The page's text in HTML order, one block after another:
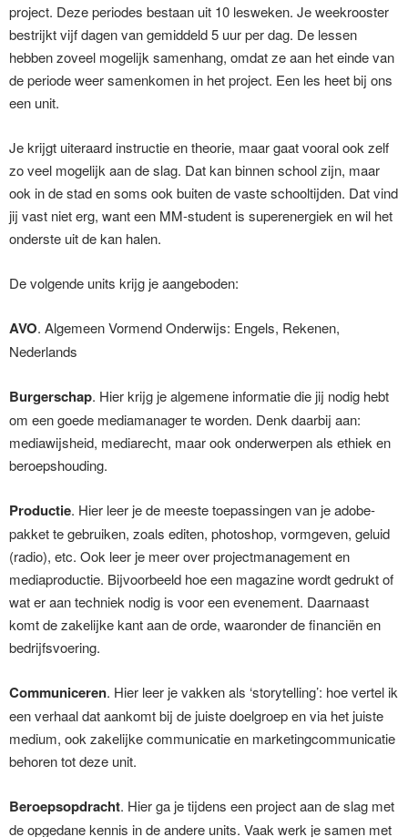
project. Deze periodes bestaan uit 10 lesweken. Je weekrooster
bestrijkt vijf dagen van gemiddeld 5 uur per dag. De lessen
hebben zoveel mogelijk samenhang, omdat ze aan het einde van
de periode weer samenkomen in het project. Een les heet bij ons
een unit.
Je krijgt uiteraard instructie en theorie, maar gaat vooral ook zelf
zo veel mogelijk aan de slag. Dat kan binnen school zijn, maar
ook in de stad en soms ook buiten de vaste schooltijden. Dat vind
jij vast niet erg, want een MM-student is superenergiek en wil het
onderste uit de kan halen.
De volgende units krijg je aangeboden:
AVO. Algemeen Vormend Onderwijs: Engels, Rekenen,
Nederlands
Burgerschap. Hier krijg je algemene informatie die jij nodig hebt
om een goede mediamanager te worden. Denk daarbij aan:
mediawijsheid, mediarecht, maar ook onderwerpen als ethiek en
beroepshouding.
Productie. Hier leer je de meeste toepassingen van je adobe-
pakket te gebruiken, zoals editen, photoshop, vormgeven, geluid
(radio), etc. Ook leer je meer over projectmanagement en
mediaproductie. Bijvoorbeeld hoe een magazine wordt gedrukt of
wat er aan techniek nodig is voor een evenement. Daarnaast
komt de zakelijke kant aan de orde, waaronder de financiën en
bedrijfsvoering.
Communiceren. Hier leer je vakken als ‘storytelling’: hoe vertel ik
een verhaal dat aankomt bij de juiste doelgroep en via het juiste
medium, ook zakelijke communicatie en marketingcommunicatie
behoren tot deze unit.
Beroepsopdracht. Hier ga je tijdens een project aan de slag met
de opgedane kennis in de andere units. Vaak werk je samen met